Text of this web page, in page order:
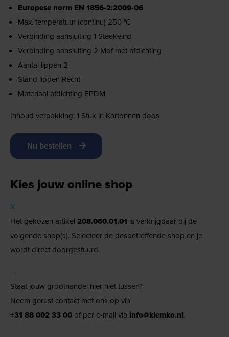
Europese norm EN 1856-2:2009-06
Max. temperatuur (continu) 250 °C
Verbinding aansluiting 1 Steekeind
Verbinding aansluiting 2 Mof met afdichting
Aantal lippen 2
Stand lippen Recht
Materiaal afdichting EPDM
Inhoud verpakking: 1 Stuk in Kartonnen doos
Nu bestellen
Kies jouw online shop
X
Het gekozen artikel 208.060.01.01 is verkrijgbaar bij de
volgende shop(s). Selecteer de desbetreffende shop en je
wordt direct doorgestuurd.
→
Staat jouw groothandel hier niet tussen?
Neem gerust contact met ons op via
+31 88 002 33 00 of per e-mail via info@klemko.nl.